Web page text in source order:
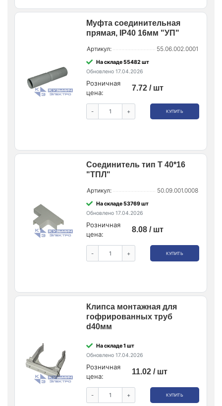
Муфта соединительная
прямая, IP40 16мм "УП"
Артикул: 55.06.002.0001
На складе 55482 шт
Обновлено 17.04.2026
Розничная
цена:
7.72 / шт
- + КУПИТЬ
Соединитель тип Т 40*16
"ТПЛ"
Артикул: 50.09.001.0008
На складе 53769 шт
Обновлено 17.04.2026
Розничная
цена:
8.08 / шт
- + КУПИТЬ
Клипса монтажная для
гофрированных труб
d40мм
На складе 1 шт
Обновлено 17.04.2026
Розничная
цена:
11.02 / шт
- + КУПИТЬ